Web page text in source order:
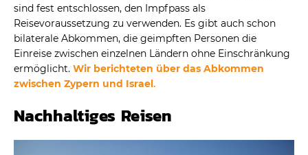
sind fest entschlossen, den Impfpass als
Reisevoraussetzung zu verwenden. Es gibt auch schon
bilaterale Abkommen, die geimpften Personen die
Einreise zwischen einzelnen Ländern ohne Einschränkung
ermöglicht. Wir berichteten über das Abkommen
zwischen Zypern und Israel.
Nachhaltiges Reisen